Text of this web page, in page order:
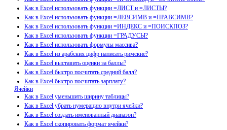
Как в Excel использовать функции =ЛИСТ и =ЛИСТЫ?
Как в Excel использовать функции =ЛЕВСИМВ и =ПРАВСИМВ?
Как в Excel использовать функции =ИНДЕКС и =ПОИСКПОЗ?
Как в Excel использовать функции =ГРАДУСЫ?
Как в Excel использовать формулы массива?
Как в Excel из арабских цифр написать римские?
Как в Excel выставить оценки за баллы?
Как в Excel быстро посчитать средний балл?
Как в Excel быстро посчитать зарплату?
Ячейки
Как в Excel уменьшить ширину таблицы?
Как в Excel убрать нумерацию внутри ячейки?
Как в Excel создать именованный диапазон?
Как в Excel скопировать формат ячейки?